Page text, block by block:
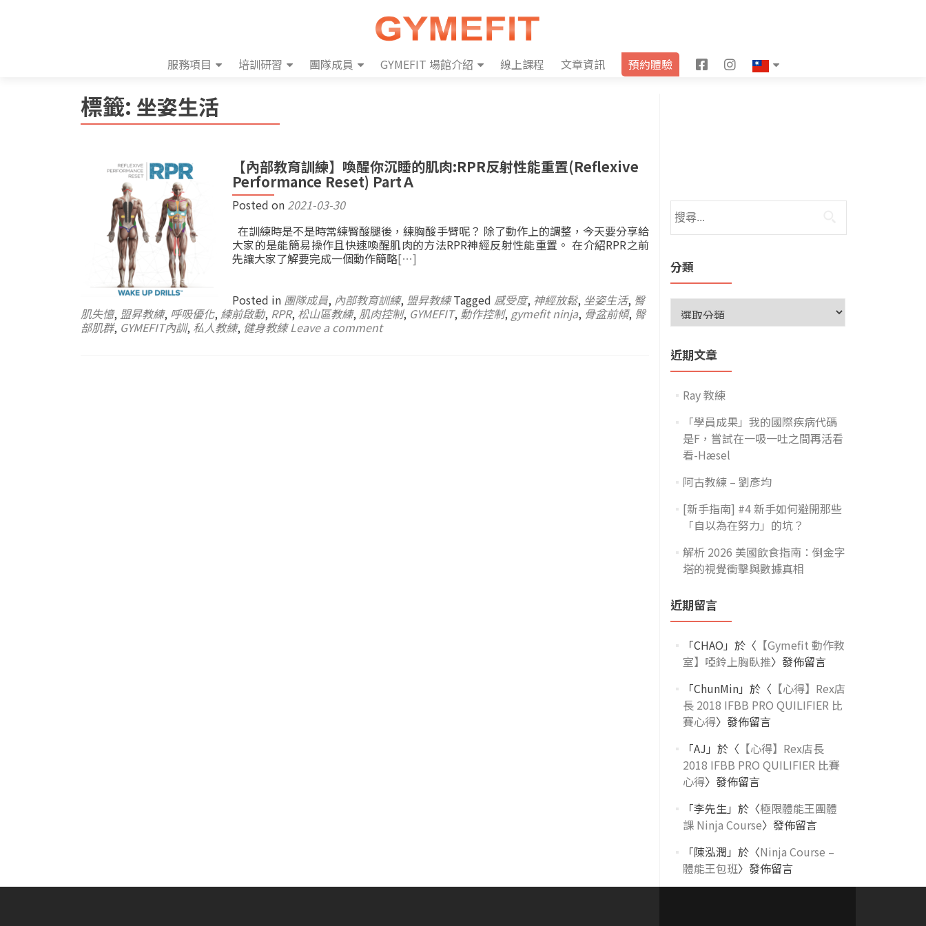
服務項目 培訓研習 團隊成員 GYMEFIT 場館介紹 線上課程 文章資訊 預約體驗
F
k
I
a
標籤: 坐姿生活
【內部教育訓練】喚醒你沉睡的肌肉:RPR反射性能重置(Reflexive
Performance Reset) PartＡ
Posted on 2021-03-30
在訓練時是不是時常練臀酸腿後，練胸酸手臂呢？ 除了動作上的調整，今天要分享給
大家的是能簡易操作且快速喚醒肌肉的方法RPR神經反射性能重置。 在介紹RPR之前
先讓大家了解要完成一個動作簡略[…]
Posted in 團隊成員, 內部教育訓練, 盟昇教練 Tagged 感受度, 神經放鬆, 坐姿生活, 臀
肌失憶, 盟昇教練, 呼吸優化, 練前啟動, RPR, 松山區教練, 肌肉控制, GYMEFIT, 動作控制, gymefit ninja, 骨盆前傾, 臀
部肌群, GYMEFIT內訓, 私人教練, 健身教練 Leave a comment
分類
近期文章
Ray 教練
「學員成果」我的國際疾病代碼
是F，嘗試在一吸一吐之間再活看
看-Hæsel
阿古教練 – 劉彥均
[新手指南] #4 新手如何避開那些
「自以為在努力」的坑？
解析 2026 美國飲食指南：倒金字
塔的視覺衝擊與數據真相
近期留言
「CHAO 」於〈 【Gymefit 動作教
室】啞鈴上胸臥推〉發佈留言
「ChunMin」於〈 【心得】Rex店
長 2018 IFBB PRO QUILIFIER 比
賽心得〉發佈留言
「AJ 」於〈 【心得】Rex店長
2018 IFBB PRO QUILIFIER 比賽
心得〉發佈留言
「李先生」於〈極限體能王團體
課 Ninja Course〉發佈留言
「陳泓潤 」於〈Ninja Course –
體能王包班〉發佈留言